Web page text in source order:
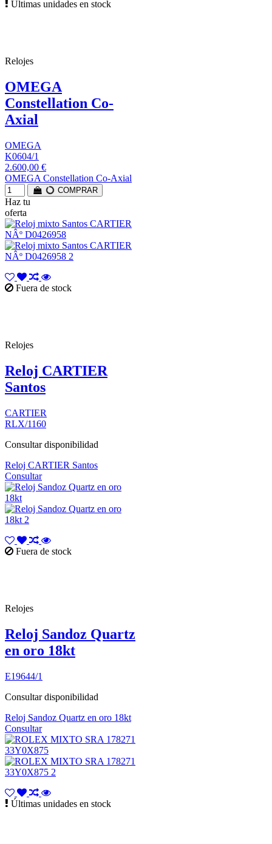
Últimas unidades en stock
Relojes
OMEGA
Constellation Co-
Axial
OMEGA
K0604/1
2.600,00 €
OMEGA Constellation Co-Axial
COMPRAR
Haz tu
oferta
Fuera de stock
Relojes
Reloj CARTIER
Santos
CARTIER
RLX/1160
Consultar disponibilidad
Reloj CARTIER Santos
Consultar
Fuera de stock
Relojes
Reloj Sandoz Quartz
en oro 18kt
E19644/1
Consultar disponibilidad
Reloj Sandoz Quartz en oro 18kt
Consultar
Últimas unidades en stock